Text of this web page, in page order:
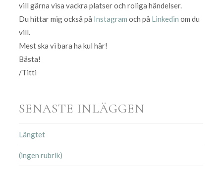
vill gärna visa vackra platser och roliga händelser.
Du hittar mig också på Instagram och på Linkedin om du
vill.
Mest ska vi bara ha kul här!
Bästa!
/Titti
SENASTE INLÄGGEN
Längtet
(ingen rubrik)